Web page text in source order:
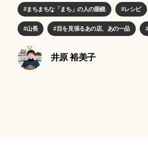
まちまちな「まち」の人の眼鏡 レシピ
山長 目を見張るあの店、あの一品
井原 裕美子